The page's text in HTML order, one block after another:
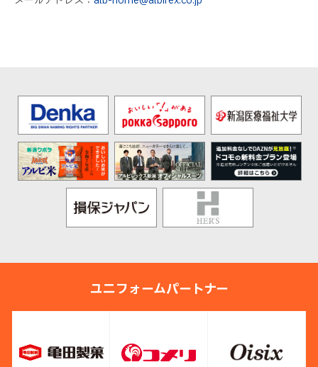
ユニフォームパートナー